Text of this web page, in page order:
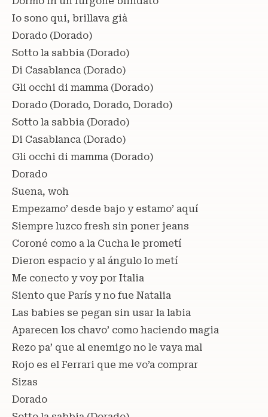
Io sono qui, brillava già
Dorado (Dorado)
Sotto la sabbia (Dorado)
Di Casablanca (Dorado)
Gli occhi di mamma (Dorado)
Dorado (Dorado, Dorado, Dorado)
Sotto la sabbia (Dorado)
Di Casablanca (Dorado)
Gli occhi di mamma (Dorado)
Dorado
Suena, woh
Empezamo’ desde bajo y estamo’ aquí
Siempre luzco fresh sin poner jeans
Coroné como a la Cucha le prometí
Dieron espacio y al ángulo lo metí
Me conecto y voy por Italia
Siento que París y no fue Natalia
Las babies se pegan sin usar la labia
Aparecen los chavo’ como haciendo magia
Rezo pa’ que al enemigo no le vaya mal
Rojo es el Ferrari que me vo’a comprar
Sizas
Dorado